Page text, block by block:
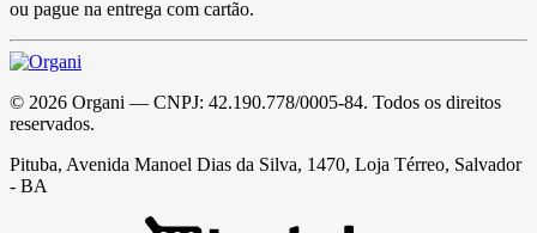
ou pague na entrega com cartão.
© 2026 Organi — CNPJ: 42.190.778/0005-84. Todos os direitos
reservados.
Pituba, Avenida Manoel Dias da Silva, 1470, Loja Térreo, Salvador
- BA